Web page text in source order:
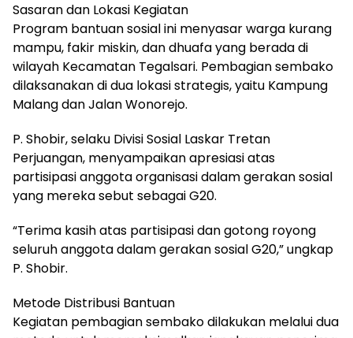
Sasaran dan Lokasi Kegiatan
Program bantuan sosial ini menyasar warga kurang
mampu, fakir miskin, dan dhuafa yang berada di
wilayah Kecamatan Tegalsari. Pembagian sembako
dilaksanakan di dua lokasi strategis, yaitu Kampung
Malang dan Jalan Wonorejo.
P. Shobir, selaku Divisi Sosial Laskar Tretan
Perjuangan, menyampaikan apresiasi atas
partisipasi anggota organisasi dalam gerakan sosial
yang mereka sebut sebagai G20.
“Terima kasih atas partisipasi dan gotong royong
seluruh anggota dalam gerakan sosial G20,” ungkap
P. Shobir.
Metode Distribusi Bantuan
Kegiatan pembagian sembako dilakukan melalui dua